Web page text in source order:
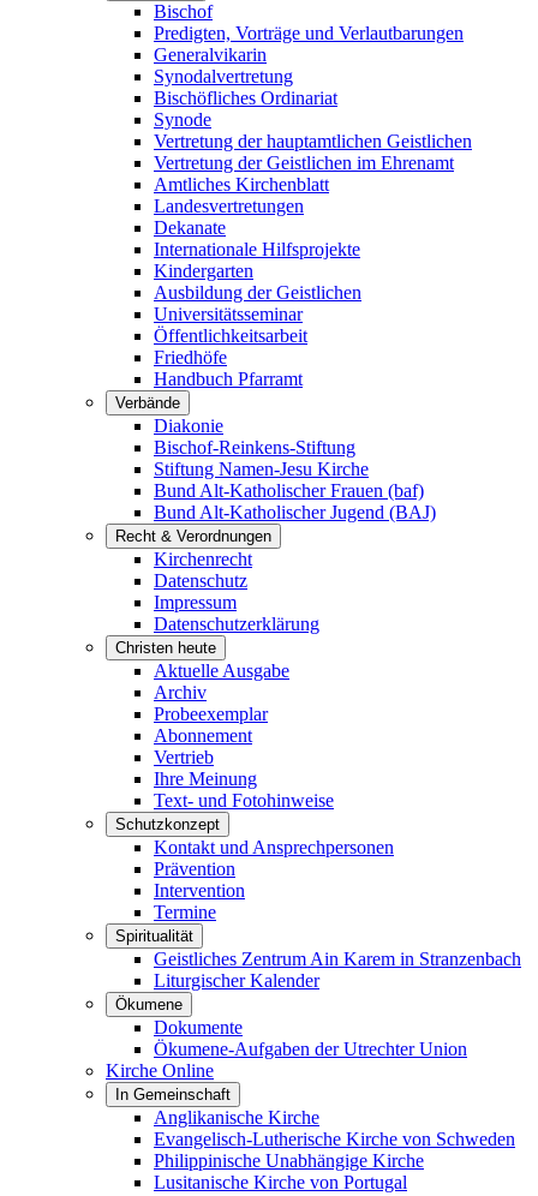
Bischof
Predigten, Vorträge und Verlautbarungen
Generalvikarin
Synodalvertretung
Bischöfliches Ordinariat
Synode
Vertretung der hauptamtlichen Geistlichen
Vertretung der Geistlichen im Ehrenamt
Amtliches Kirchenblatt
Landesvertretungen
Dekanate
Internationale Hilfsprojekte
Kindergarten
Ausbildung der Geistlichen
Universitätsseminar
Öffentlichkeitsarbeit
Friedhöfe
Handbuch Pfarramt
Verbände
Diakonie
Bischof-Reinkens-Stiftung
Stiftung Namen-Jesu Kirche
Bund Alt-Katholischer Frauen (baf)
Bund Alt-Katholischer Jugend (BAJ)
Recht & Verordnungen
Kirchenrecht
Datenschutz
Impressum
Datenschutzerklärung
Christen heute
Aktuelle Ausgabe
Archiv
Probeexemplar
Abonnement
Vertrieb
Ihre Meinung
Text- und Fotohinweise
Schutzkonzept
Kontakt und Ansprechpersonen
Prävention
Intervention
Termine
Spiritualität
Geistliches Zentrum Ain Karem in Stranzenbach
Liturgischer Kalender
Ökumene
Dokumente
Ökumene-Aufgaben der Utrechter Union
Kirche Online
In Gemeinschaft
Anglikanische Kirche
Evangelisch-Lutherische Kirche von Schweden
Philippinische Unabhängige Kirche
Lusitanische Kirche von Portugal